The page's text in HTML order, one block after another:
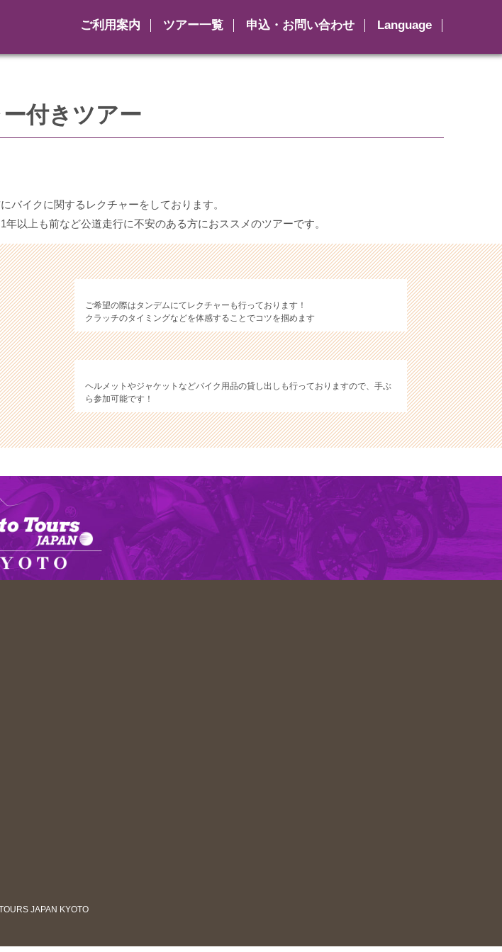
ご利用案内 ツアー一覧 申込・お問い合わせ Language
付きツアー
バイクに関するレクチャーをしております。
以上も前など公道走行に不安のある方におススメのツアーです。
ご希望の際はタンデムにてレクチャーも行っております！
クラッチのタイミングなどを体感することでコツを掴めます
ヘルメットやジャケットなどバイク用品の貸し出しも行っておりますので、手ぶ
ら参加可能です！
JAPAN KYOTO